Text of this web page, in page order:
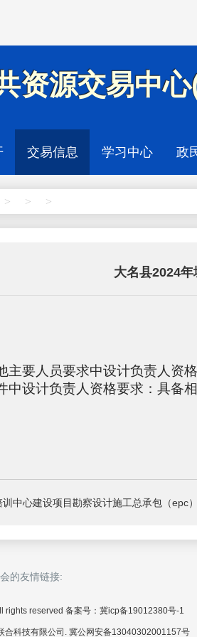
资源交易中
交易信息 学习中心 政
> > >
大名县2024
主要人员要求中设计负责人资
中设计负责人资格要求 ：具备
训中心建设项目勘察设计施工总承包（epc
的友情链接:
rights reserved 备案号：冀icp备19012380号-1
合科技有限公司. 冀公网安备13040302001157号